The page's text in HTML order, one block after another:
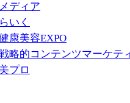
メディア
らいく
康美容EXPO
略的コンテンツマーケテ
美プロ